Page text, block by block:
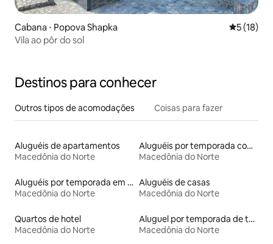
Cabana ⋅ Popova Shapka 5 de uma
5 (18)
Vila ao pôr do sol
Destinos para conhecer
Outros tipos de acomodações Coisas para fazer
Aluguéis de apartamentos
Macedônia do Norte
Aluguéis por temporada com sauna
Macedônia do Norte
Aluguéis por temporada em hotéis-fazenda
Macedônia do Norte
Aluguéis de casas
Macedônia do Norte
Quartos de hotel
Macedônia do Norte
Aluguel por temporada de tendas
Macedônia do Norte